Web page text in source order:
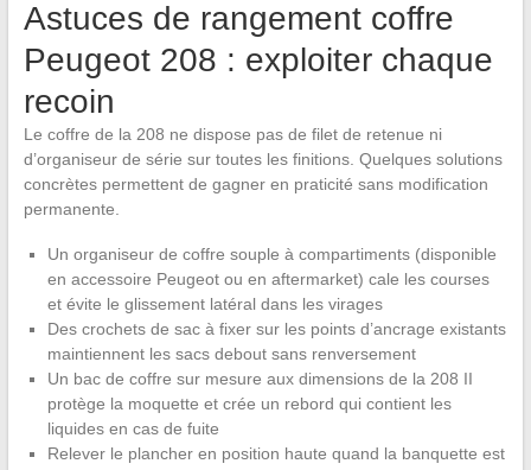
Astuces de rangement coffre
Peugeot 208 : exploiter chaque
recoin
Le coffre de la 208 ne dispose pas de filet de retenue ni
d’organiseur de série sur toutes les finitions. Quelques solutions
concrètes permettent de gagner en praticité sans modification
permanente.
Un organiseur de coffre souple à compartiments (disponible
en accessoire Peugeot ou en aftermarket) cale les courses
et évite le glissement latéral dans les virages
Des crochets de sac à fixer sur les points d’ancrage existants
maintiennent les sacs debout sans renversement
Un bac de coffre sur mesure aux dimensions de la 208 II
protège la moquette et crée un rebord qui contient les
liquides en cas de fuite
Relever le plancher en position haute quand la banquette est